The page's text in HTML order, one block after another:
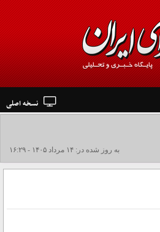
نسخه اصلی
به روز شده در: ۱۴ مرداد ۱۴۰۵ - ۱۶:۲۹